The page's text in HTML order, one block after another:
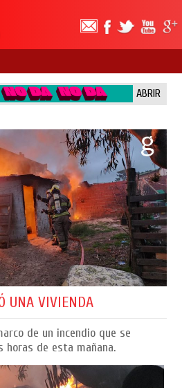
ABRIR
UNA VIVIENDA
de un incendio que se
de esta mañana.